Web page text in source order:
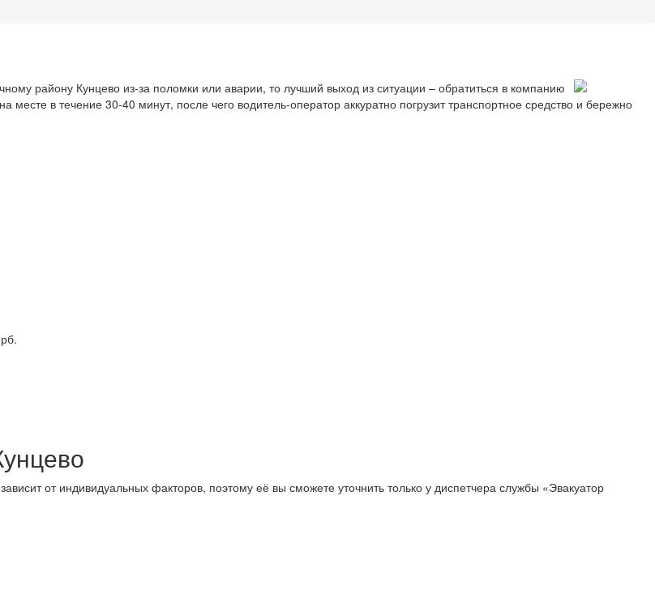
району Кунцево из-за поломки или аварии, то лучший выход из ситуации – обратиться в компанию
в течение 30-40 минут, после чего водитель-оператор аккуратно погрузит транспортное средство и бережно
от индивидуальных факторов, поэтому её вы сможете уточнить только у диспетчера службы «Эвакуатор